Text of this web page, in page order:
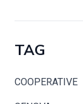
TAG
COOPERATIVE